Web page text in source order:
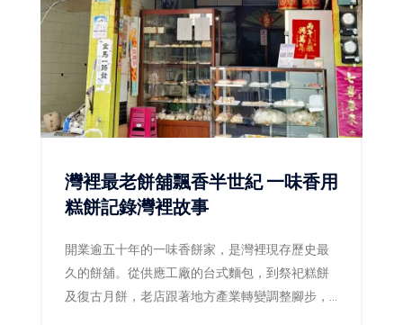
灣裡最老餅舖飄香半世紀 一味香用
糕餅記錄灣裡故事
開業逾五十年的一味香餅家，是灣裡現存歷史最
久的餅舖。從供應工廠的台式麵包，到祭祀糕餅
及復古月餅，老店跟著地方產業轉變調整腳步，